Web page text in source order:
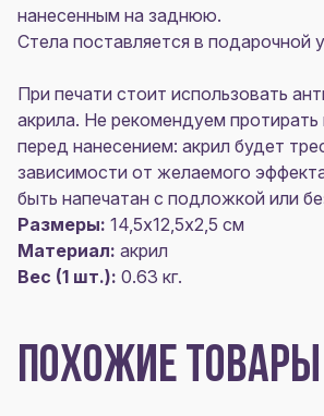
нанесенным на заднюю.
Стела поставляется в подарочной
При печати стоит использовать
акрила. Не рекомендуем
перед нанесением: акрил будет
зависимости от желаемого
быть напечатан с подложкой или
Размеры: 14,5х12,5х2,5 см
Материал: акрил
Вес (1 шт.): 0.63 кг.
ПОХОЖИЕ ТОВАРЫ